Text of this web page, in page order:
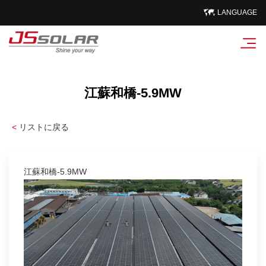
LANGUAGE
江蘇和橋-5.9MW
< リストに戻る
江蘇和橋-5.9MW